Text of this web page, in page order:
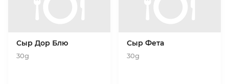
Сыр Дор Блю
30g
Сыр Фета
30g